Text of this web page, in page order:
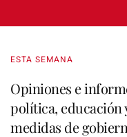
Desarrollo
Libertad
ESTA SEMANA
Opiniones e
política, educación
medidas de